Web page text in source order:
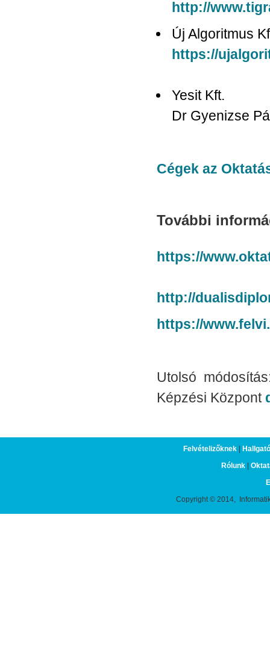
http://
Új Algoritmus
https://
Yesit Kft.
Dr Gyenizse
Cégek az
További
https://
http://
https://
Utolsó
Képzési Központ
Felvételizőknek|
Rólunk|
Copyright © 2014,